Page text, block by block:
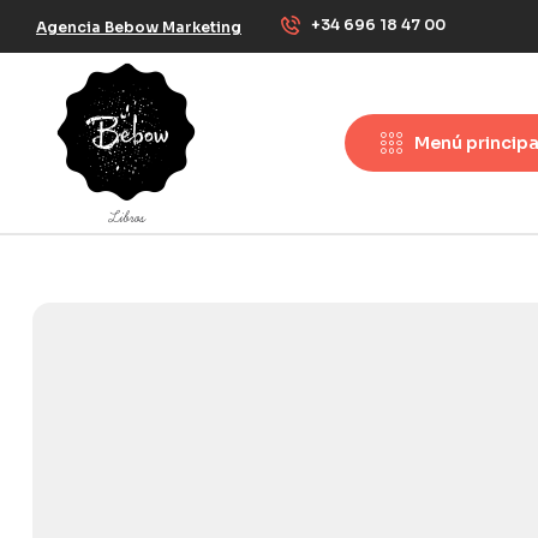
Agencia Bebow Marketing +34 696 18 47 00
Menú